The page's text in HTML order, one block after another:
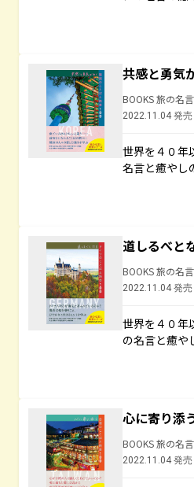
共感と勇気
BOOKS 旅の名
2022.11.04 発売
世界を４０年
名言と癒やし
道しるべと
BOOKS 旅の名
2022.11.04 発売
世界を４０年
の名言と癒や
心に寄り添
BOOKS 旅の名
2022.11.04 発売